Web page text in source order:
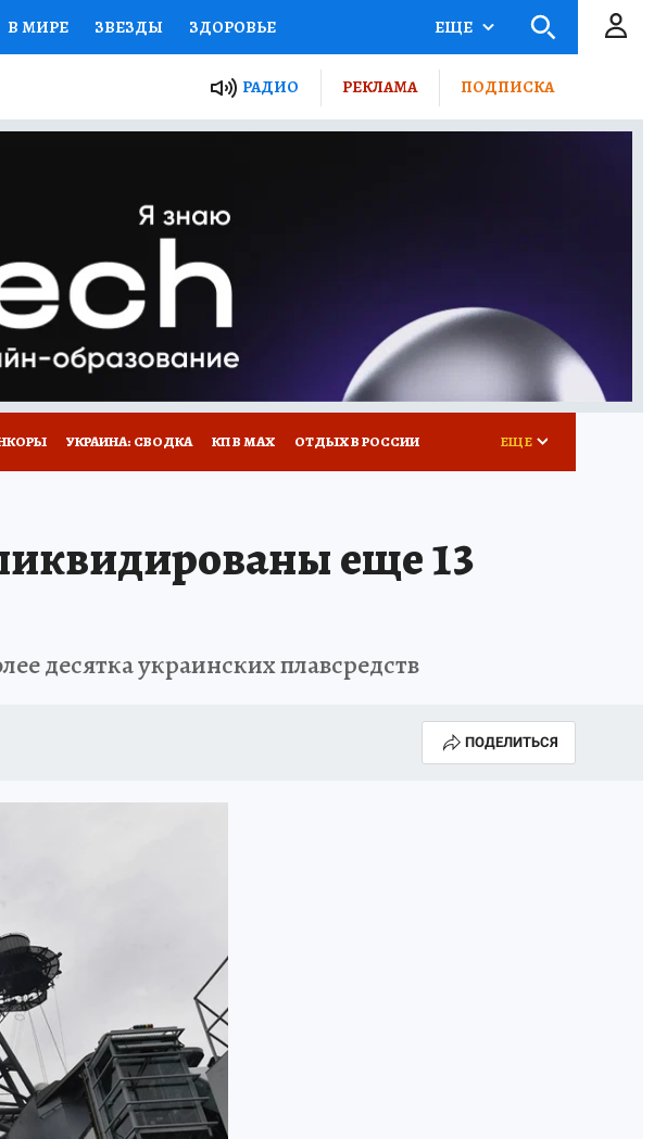
В МИРЕ ЗВЕЗДЫ ЗДОРОВЬЕ
ПРОЕКТЫ РОССИИ
ЖЕНСКИЕ СЕКРЕТЫ ПУТЕВОДИТЕЛЬ
ГИД ПОТРЕБИТЕЛЯ
ЕЩЕ
РАДИО РЕКЛАМА ПОДПИСКА
УКРАИНА: СВОДКА КП В МАХ ОТДЫХ В РОССИИ ЕЩЕ
еще 13
десятка украинских плавсредств
ПОДЕЛИТЬСЯ